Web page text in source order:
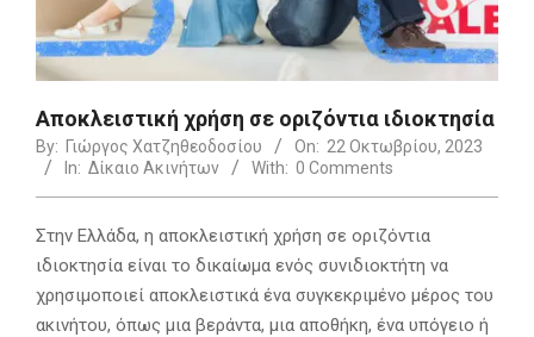
Αποκλειστική χρήση σε οριζόντια ιδιοκτησία
By: Γιώργος Χατζηθεοδοσίου On: 22 Οκτωβρίου, 2023
In: Δίκαιο Ακινήτων With: 0 Comments
Στην Ελλάδα, η αποκλειστική χρήση σε οριζόντια
ιδιοκτησία είναι το δικαίωμα ενός συνιδιοκτήτη να
χρησιμοποιεί αποκλειστικά ένα συγκεκριμένο μέρος του
ακινήτου, όπως μια βεράντα, μια αποθήκη, ένα υπόγειο ή